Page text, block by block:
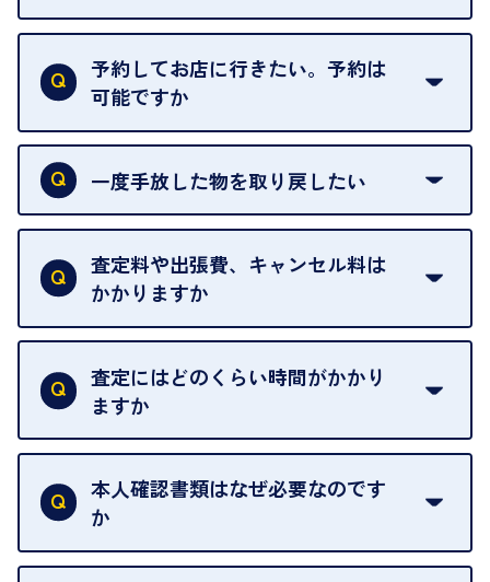
再販不可能な物は、場合によってはお断りすること
がございます。ご了承ください。
予約してお店に行きたい。予約は
可能ですか
申し訳ありませんが、現在はご来店の予約は承って
おりません。
を整えておりますので、お好きな時にお越しくださ
い。
お急ぎの場合はスタッフに一言お声がけください。
可能な限り、迅速に対応させていただきます。
一度手放した物を取り戻したい
当店は質店ではありませんので、買い取ったお品物
は基本的に販売へと回されます。買い戻しはできま
せんので、ご了承ください。
グオフが可能です。
契約破棄という形で、お品物をお戻しすることがで
きます。
売却当日を含む8日間のうちに、お気軽にお申し出
出張買取のお品物は、8日間保管しております。
査定料や出張費、キャンセル料は
かかりますか
一切いただいておりません。査定金額にご納得いた
だけない場合は、その場でお断りいただいても問題
ございません。お気軽にご相談ください。
査定にはどのくらい時間がかかり
ますか
お品物の内容や点数によって異なりますが、店頭買
取の場合は1点あたり数分程度が目安です。大量の
お品物の場合は、お時間をいただくことがございま
本人確認書類はなぜ必要なのです
か
買取店は古物営業法により、お客様のご本人確認を